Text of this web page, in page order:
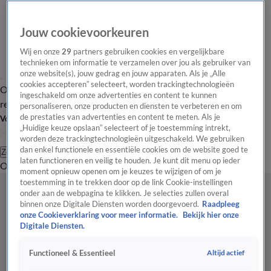
Overzicht Laatste nieuws Regionieuws Het beste van Hart
Tip de
redactie
Volg Hart van Nederland
Zoeken
OverzichtRegioUitzendingenWeerTip de redactiePanelVideo's
Jouw cookievoorkeuren
Wij en onze29 partners gebruiken cookies en vergelijkbare
technieken om informatie te verzamelen over jou als gebruiker van
onze website(s), jouw gedrag en jouw apparaten. Als je „Alle
cookies accepteren” selecteert, worden trackingtechnologieën
ingeschakeld om onze advertenties en content te kunnen
personaliseren, onze producten en diensten te verbeteren en om
de prestaties van advertenties en content te meten. Als je
„Huidige keuze opslaan” selecteert of je toestemming intrekt,
worden deze trackingtechnologieën uitgeschakeld. We gebruiken
dan enkel functionele en essentiële cookies om de website goed te
laten functioneren en veilig te houden. Je kunt dit menu op ieder
moment opnieuw openen om je keuzes te wijzigen of om je
toestemming in te trekken door op de link Cookie-instellingen
onder aan de webpagina te klikken. Je selecties zullen overal
binnen onze Digitale Diensten worden doorgevoerd. Raadpleeg
onze Cookieverklaring voor meer informatie.
Bekijk hier onze
Digitale Diensten.
Functioneel & Essentieel Altijd actief